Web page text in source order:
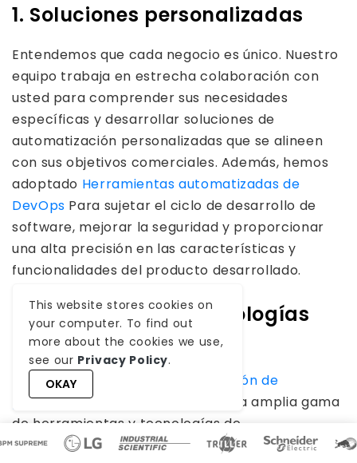
1. Soluciones personalizadas
Entendemos que cada negocio es único. Nuestro
equipo trabaja en estrecha colaboración con
usted para comprender sus necesidades
específicas y desarrollar soluciones de
automatización personalizadas que se alineen
con sus objetivos comerciales. Además, hemos
adoptado Herramientas automatizadas de
DevOps Para sujetar el ciclo de desarrollo de
software, mejorar la seguridad y proporcionar
una alta precisión en las características y
funcionalidades del producto desarrollado.
2. Experiencia en tecnologías
principales
NuestroExpertos en automatización de
procesosson competentes en una amplia gama
de herramientas y tecnologías de
automatización de flujo de trabajo, incluidos
This website stores cookies on
your computer. To find out
more about the cookies we use,
see our Privacy Policy.
OKAY